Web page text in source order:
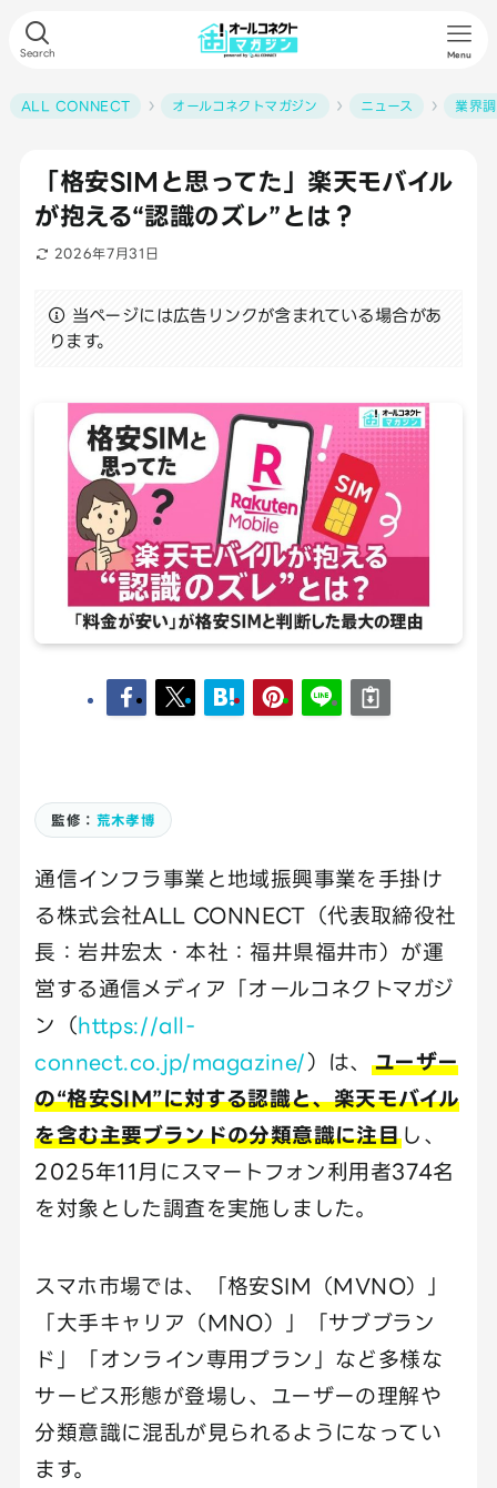
Search Menu
ALL CONNECT オールコネクトマガジン ニュース 業界
「格安SIMと思ってた」楽天モバイル
が抱える“認識のズレ”とは？
2026年7月31日
当ページには広告リンクが含まれている場合があ
ります。
監修： 荒木孝博
通信インフラ事業と地域振興事業を手掛け
る株式会社ALL CONNECT（代表取締役社
長：岩井宏太・本社：福井県福井市）が運
営する通信メディア「オールコネクトマガジ
ン（https://all-
connect.co.jp/magazine/）は、 ユーザー
の“格安SIM”に対する認識と、楽天モバイル
を含む主要ブランドの分類意識に注目 し、
2025年11月にスマートフォン利用者374名
を対象とした調査を実施しました。
スマホ市場では、「格安SIM（MVNO）」
「大手キャリア（MNO）」「サブブラン
ド」「オンライン専用プラン」など多様な
サービス形態が登場し、ユーザーの理解や
分類意識に混乱が見られるようになってい
ます。